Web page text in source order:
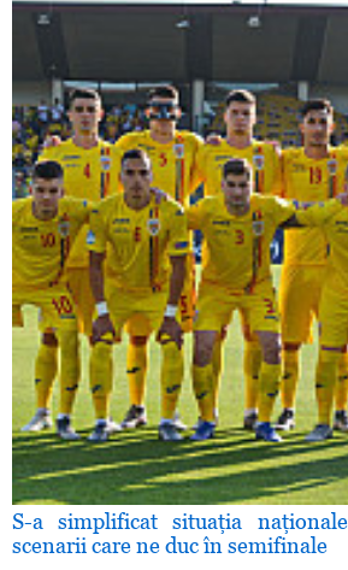
S-a simplificat situaţia
scenarii care ne duc în semifinale